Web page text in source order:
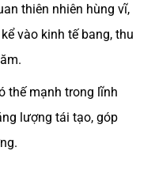
thiên nhiên hùng vĩ,
vào kinh tế bang, thu
thế mạnh trong lĩnh
lượng tái tạo, góp